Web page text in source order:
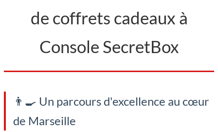
de coffrets cadeaux à
Console SecretBox
👨‍🍳 Un parcours d'excellence au cœur
de Marseille